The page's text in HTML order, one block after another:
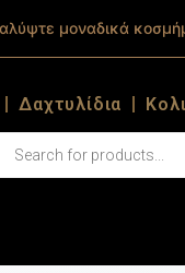
μοναδικά
Δαχτυλίδια